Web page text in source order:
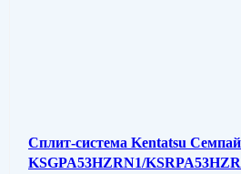
Сплит-система Kentatsu
KSGPA53HZRN1/